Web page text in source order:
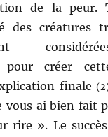
de la peur.
des créatures
pour créer
finale
vous ai bien fait
rire ». Le